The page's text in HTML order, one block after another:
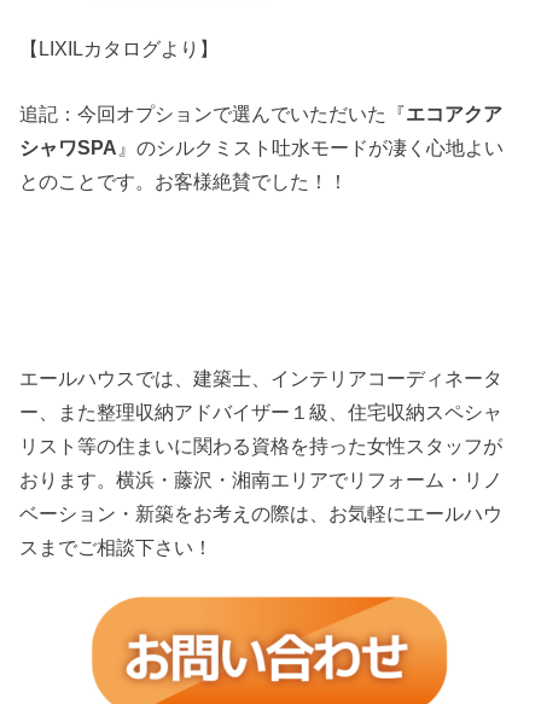
【LIXILカタログより】
追記：今回オプションで選んでいただいた『エコアクア
シャワSPA 』のシルクミスト吐水モードが凄く心地よい
とのことです。お客様絶賛でした！！
エールハウスでは、建築士、インテリアコーディネータ
ー、また整理収納アドバイザー１級、住宅収納スペシャ
リスト等の住まいに関わる資格を持った女性スタッフが
おります。横浜・藤沢・湘南エリアでリフォーム・リノ
ベーション・新築をお考えの際は、お気軽にエールハウ
スまでご相談下さい！